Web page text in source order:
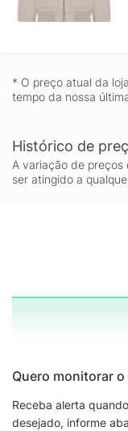
* O preço atual da
tempo da nossa
Histórico de
A variação de
ser atingido a
Quero monitorar o
Receba alerta
desejado, informe